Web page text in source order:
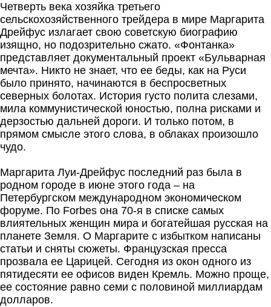
Четверть века хозяйка третьего
сельскохозяйственного трейдера в мире Маргарита
Дрейфус излагает свою советскую биографию
изящно, но подозрительно сжато. «Фонтанка»
представляет документальный проект «Бульварная
мечта». Никто не знает, что ее беды, как на Руси
было принято, начинаются в беспросветных
северных болотах. История густо полита слезами,
мила коммунистической юностью, полна рисками и
дерзостью дальней дороги. И только потом, в
прямом смысле этого слова, в облаках произошло
чудо.
Маргарита Луи-Дрейфус последний раз была в
родном городе в июне этого года – на
Петербургском международном экономическом
форуме. По Forbes она 70-я в списке самых
влиятельных женщин мира и богатейшая русская на
планете Земля. О Маргарите с избытком написаны
статьи и сняты сюжеты. Французская пресса
прозвала ее Царицей. Сегодня из окон одного из
пятидесяти ее офисов виден Кремль. Можно проще,
ее состояние равно семи с половиной миллиардам
долларов.